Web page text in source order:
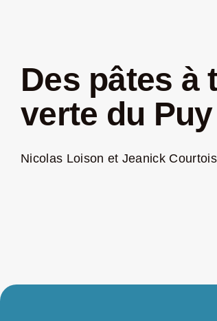
Des pâtes à
verte du
Nicolas Loison et Jeanick